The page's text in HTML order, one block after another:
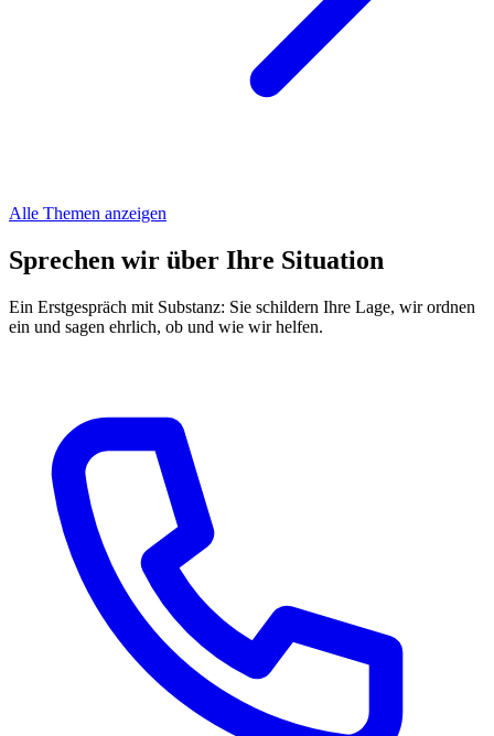
Alle Themen anzeigen
Sprechen wir über Ihre Situation
Ein Erstgespräch mit Substanz: Sie schildern Ihre Lage, wir ordnen
ein und sagen ehrlich, ob und wie wir helfen.